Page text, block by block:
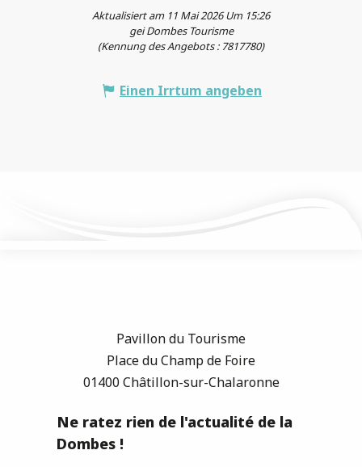
Aktualisiert am 11 Mai 2026 Um 15:26
gei Dombes Tourisme
(Kennung des Angebots : 7817780)
Einen Irrtum angeben
Pavillon du Tourisme
Place du Champ de Foire
01400 Châtillon-sur-Chalaronne
Ne ratez rien de l'actualité de la
Dombes !